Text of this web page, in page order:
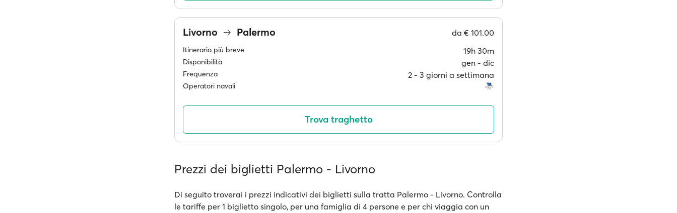
Livorno Palermo da € 101.00
Itinerario più breve 19h 30m
Disponibilità gen ‐ dic
Frequenza 2 ‐ 3 giorni a settimana
Operatori navali
Trova traghetto
Prezzi dei biglietti Palermo - Livorno
Di seguito troverai i prezzi indicativi dei biglietti sulla tratta Palermo - Livorno. Controlla
le tariffe per 1 biglietto singolo, per una famiglia di 4 persone e per chi viaggia con un